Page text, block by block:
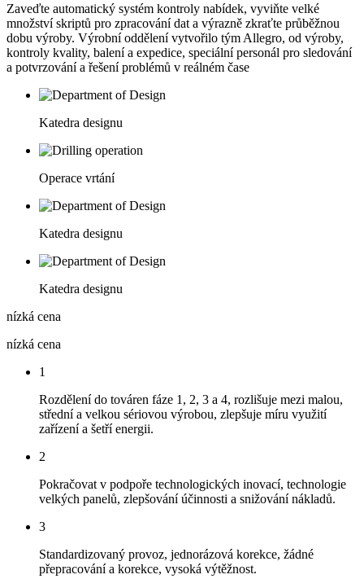
Zaveďte automatický systém kontroly nabídek, vyviňte velké
množství skriptů pro zpracování dat a výrazně zkraťte průběžnou
dobu výroby. Výrobní oddělení vytvořilo tým Allegro, od výroby,
kontroly kvality, balení a expedice, speciální personál pro sledování
a potvrzování a řešení problémů v reálném čase
Katedra designu
Operace vrtání
Katedra designu
Katedra designu
nízká cena
nízká cena
1
Rozdělení do továren fáze 1, 2, 3 a 4, rozlišuje mezi malou,
střední a velkou sériovou výrobou, zlepšuje míru využití
zařízení a šetří energii.
2
Pokračovat v podpoře technologických inovací, technologie
velkých panelů, zlepšování účinnosti a snižování nákladů.
3
Standardizovaný provoz, jednorázová korekce, žádné
přepracování a korekce, vysoká výtěžnost.